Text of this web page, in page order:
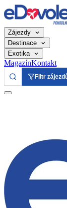
Zájezdy
Destinace
Exotika
MagazínKontakt
Filtr